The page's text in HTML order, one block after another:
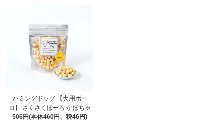
ハミングドッグ 【犬用ボー
ロ】 さくさくぼーろ かぼちゃ
506円(本体460円、税46円)